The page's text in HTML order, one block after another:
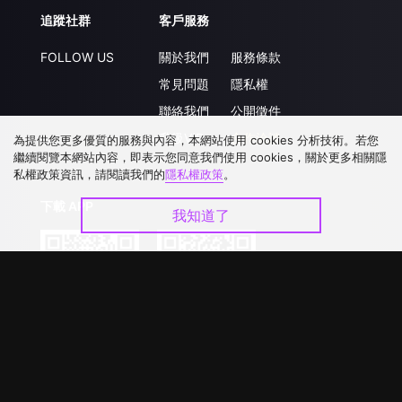
追蹤社群
FOLLOW US
客戶服務
關於我們
常見問題
聯絡我們
升級VIP
服務條款
隱私權
公開徵件
合作洽談
為提供您更多優質的服務與內容，本網站使用 cookies 分析技術。若您
繼續閱覽本網站內容，即表示您同意我們使用 cookies，關於更多相關隱
私權政策資訊，請閱讀我們的隱私權政策。
我知道了